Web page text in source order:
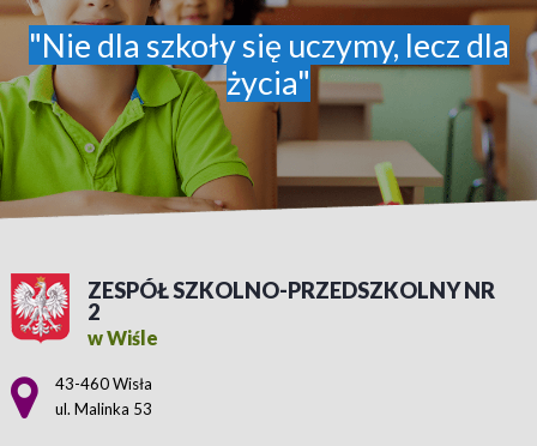
"Nie dla szkoły się uczymy, lecz dla
życia"
ZESPÓŁ SZKOLNO-PRZEDSZKOLNY NR
2
w Wiśle
Adres pocztowy:
43-460 Wisła
ul. Malinka 53